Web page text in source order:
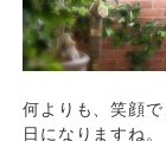
何よりも、笑顔
日になりますね。